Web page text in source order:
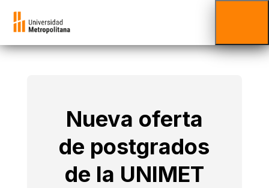
Nueva oferta
de postgrados
de la UNIMET